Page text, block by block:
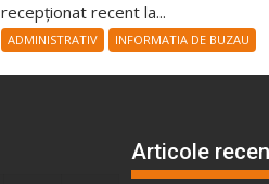
recepționat recent la...
ADMINISTRATIV INFORMATIA DE BUZAU
Articole